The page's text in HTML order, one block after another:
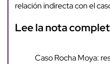
relación indirecta con el
Lee la nota
Caso Rocha Moya: